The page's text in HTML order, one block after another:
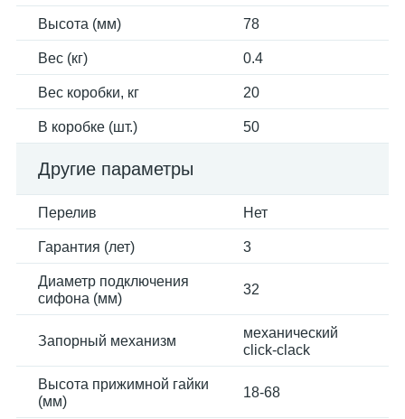
Высота (мм) 78
Вес (кг) 0.4
Вес коробки, кг 20
В коробке (шт.) 50
Другие параметры
Перелив Нет
Гарантия (лет) 3
Диаметр подключения
сифона (мм)
32
Запорный механизм
механический
click-clack
Высота прижимной гайки
(мм)
18-68